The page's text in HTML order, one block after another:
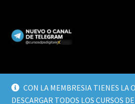
CON LA MEMBRESIA TIENES LA
DESCARGAR TODOS LOS CURSOS